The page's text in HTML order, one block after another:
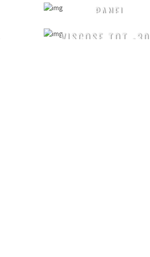
PANEL
VISCOSE TOT -